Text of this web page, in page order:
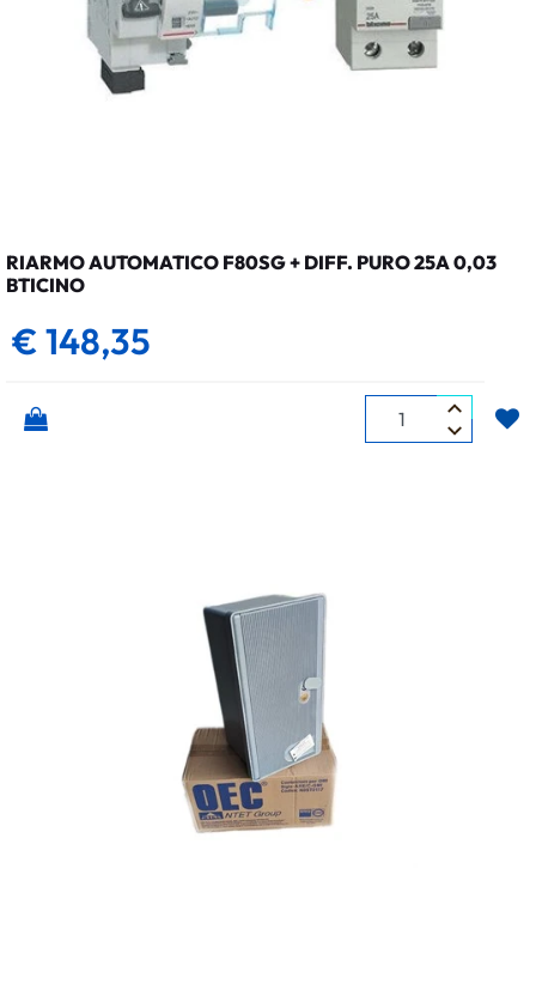
RIARMO AUTOMATICO F80SG + DIFF. PURO 25A 0,03
BTICINO
€ 148,35
Quantità